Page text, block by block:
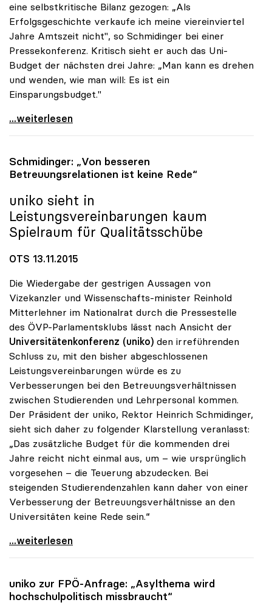
eine selbstkritische Bilanz gezogen: „Als
Erfolgsgeschichte verkaufe ich meine viereinviertel
Jahre Amtszeit nicht", so Schmidinger bei einer
Pressekonferenz. Kritisch sieht er auch das Uni-
Budget der nächsten drei Jahre: „Man kann es drehen
und wenden, wie man will: Es ist ein
Einsparungsbudget."
uniko-Chef zog Bilanz: „Keine Erfolgsgeschichte\"
...weiterlesen
Schmidinger: „Von besseren
Betreuungsrelationen ist keine Rede“
uniko sieht in
Leistungsvereinbarungen kaum
Spielraum für Qualitätsschübe
OTS 13.11.2015
Die Wiedergabe der gestrigen Aussagen von
Vizekanzler und Wissenschafts-minister Reinhold
Mitterlehner im Nationalrat durch die Pressestelle
des ÖVP-Parlamentsklubs lässt nach Ansicht der
Universitätenkonferenz (uniko) den irreführenden
Schluss zu, mit den bisher abgeschlossenen
Leistungsvereinbarungen würde es zu
Verbesserungen bei den Betreuungsverhältnissen
zwischen Studierenden und Lehrpersonal kommen.
Der Präsident der uniko, Rektor Heinrich Schmidinger,
sieht sich daher zu folgender Klarstellung veranlasst:
„Das zusätzliche Budget für die kommenden drei
Jahre reicht nicht einmal aus, um – wie ursprünglich
vorgesehen – die Teuerung abzudecken. Bei
steigenden Studierendenzahlen kann daher von einer
Verbesserung der Betreuungsverhältnisse an den
Universitäten keine Rede sein.“
Schmidinger: „Von besseren Betreuungsrelationen
...weiterlesen
uniko zur FPÖ-Anfrage: „Asylthema wird
hochschulpolitisch missbraucht“